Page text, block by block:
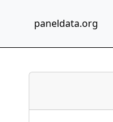
paneldata.org